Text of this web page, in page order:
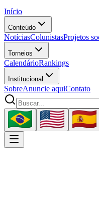
Início
Conteúdo
NotíciasColunistasProjetos
Torneios
CalendárioRankings
Institucional
SobreAnuncie aquiContato